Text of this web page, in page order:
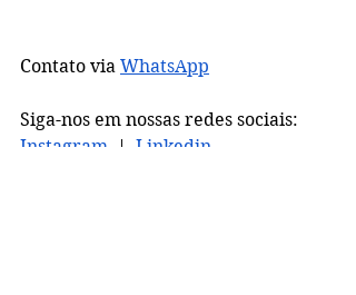
Contato via WhatsApp
Siga-nos em nossas redes sociais:
Instagram | Linkedin